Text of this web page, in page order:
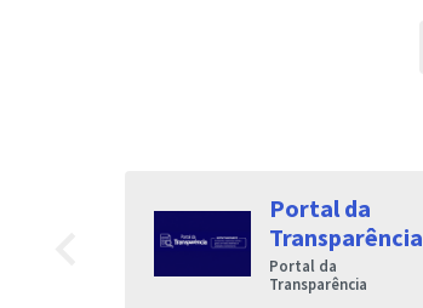
Portal da
Transparência
Portal da
Transparência